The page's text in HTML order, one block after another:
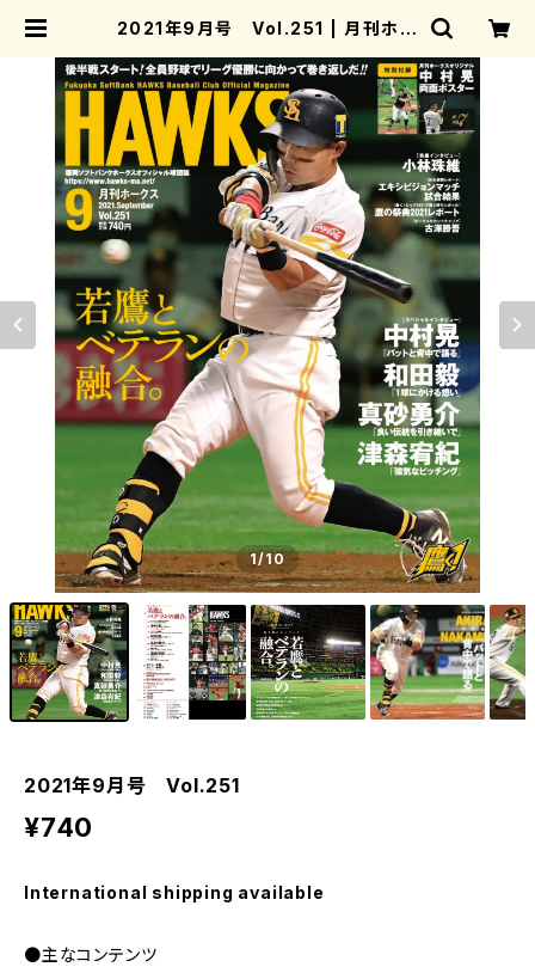
2021年9月号 Vol.251 | 月刊ホー
1/10
2021年9月号 Vol.251
¥740
International shipping available
●主なコンテンツ